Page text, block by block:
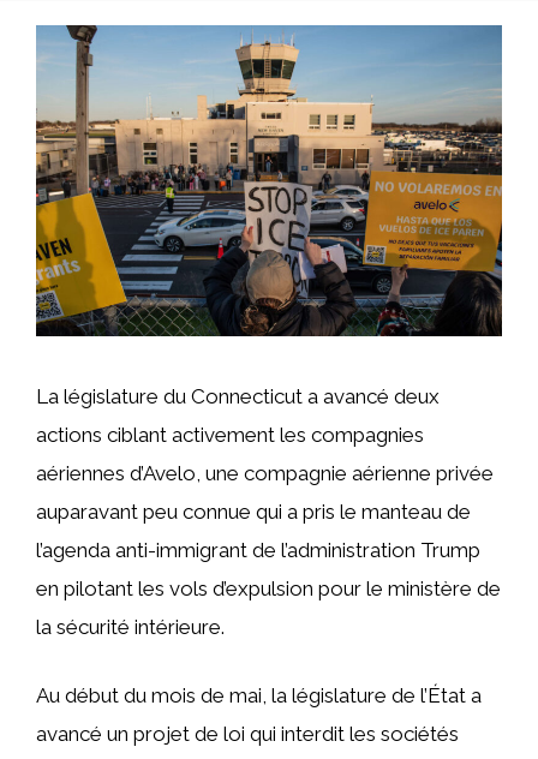
La législature du Connecticut a avancé deux
actions ciblant activement les compagnies
aériennes d’Avelo, une compagnie aérienne privée
auparavant peu connue qui a pris le manteau de
l’agenda anti-immigrant de l’administration Trump
en pilotant les vols d’expulsion pour le ministère de
la sécurité intérieure.
Au début du mois de mai, la législature de l’État a
avancé un projet de loi qui interdit les sociétés